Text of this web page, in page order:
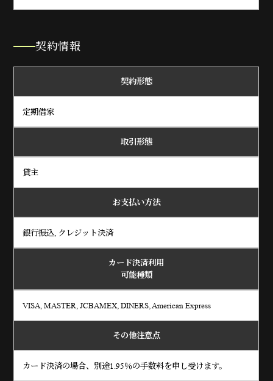
契約情報
契約形態
定期借家
取引形態
貸主
お支払い方法
銀行振込, クレジット決済
カード決済利用
可能種類
VISA, MASTER, JCBAMEX, DINERS, American Express
その他注意点
カード決済の場合、別途1.95％の手数料を申し受けます。